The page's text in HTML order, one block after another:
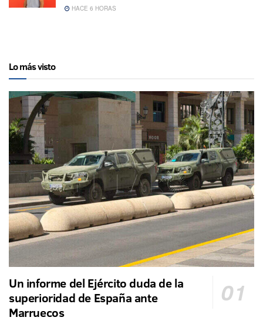
HACE 6 HORAS
Lo más visto
Un informe del Ejército duda de la
superioridad de España ante
Marruecos